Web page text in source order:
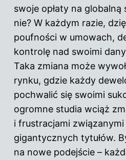
swoje opłaty na globalną
nie? W każdym razie,
poufności w umowach,
kontrolę nad swoimi
Taka zmiana może
rynku, gdzie każdy
pochwalić się swoimi
ogromne studia wciąż
i frustracjami
gigantycznych tytułów.
na nowe podejście –